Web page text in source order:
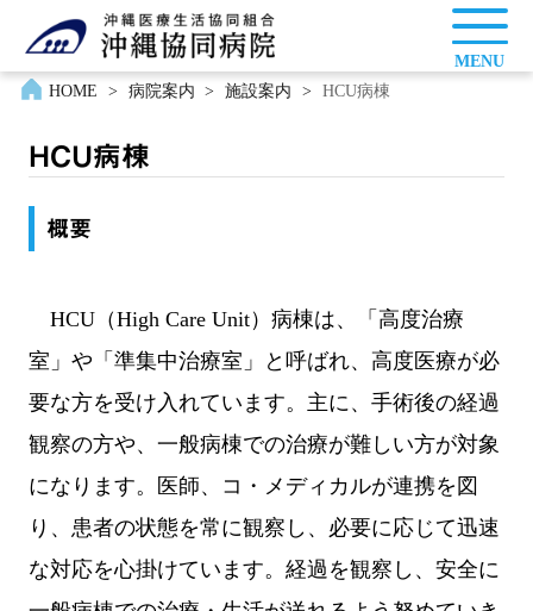
MENU
HOME
> 病院案内 > 施設案内 > HCU病棟
HCU病棟
概要
HCU（High Care Unit）病棟は、「高度治療
室」や「準集中治療室」と呼ばれ、高度医療が必
要な方を受け入れています。主に、手術後の経過
観察の方や、一般病棟での治療が難しい方が対象
になります。医師、コ・メディカルが連携を図
り、患者の状態を常に観察し、必要に応じて迅速
な対応を心掛けています。経過を観察し、安全に